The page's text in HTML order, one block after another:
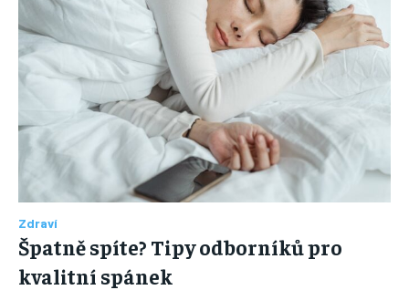
Zdraví
Špatně spíte? Tipy odborníků pro
kvalitní spánek